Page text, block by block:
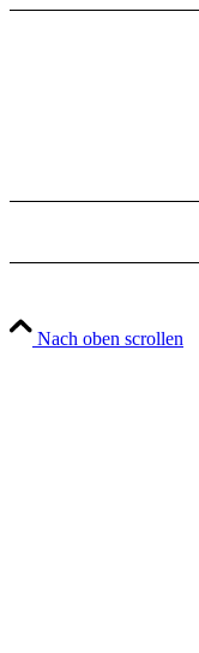
Nach oben scrollen